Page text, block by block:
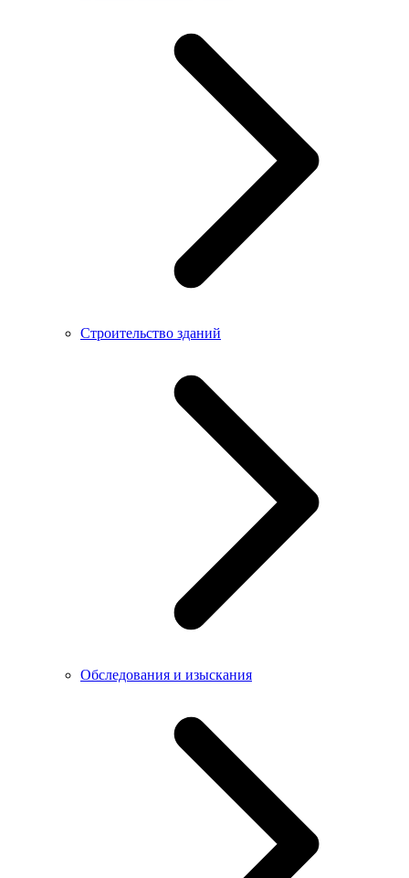
Строительство зданий
Обследования и изыскания